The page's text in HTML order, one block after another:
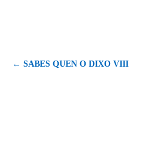
← SABES QUEN O DIXO VIII